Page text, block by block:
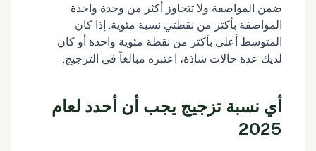
ضمن المواصفة ولا تتجاوز أكثر من وحدة واحدة
المواصفة بأكثر من نقطتي نسبة مئوية. إذا كان
المتوسط أعلى بأكثر من نقطة مئوية واحدة أو كان
لديك عدة حالات شاذة، اعتبره مبالغاً في التزجيج.
أي نسبة تزجيج يجب أن أحدد لعام
2025